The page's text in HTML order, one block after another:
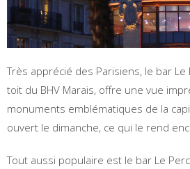
Très apprécié des Parisiens, le bar
toit du BHV Marais, offre une vue
monuments emblématiques de la
ouvert le dimanche, ce qui le rend
Tout aussi populaire est le bar Le